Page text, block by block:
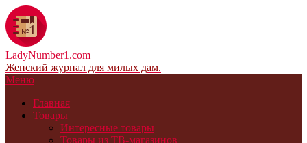
LadyNumber1.com
Женский журнал для милых дам.
Меню
Главная
Товары
Интересные товары
Товары из ТВ-магазинов